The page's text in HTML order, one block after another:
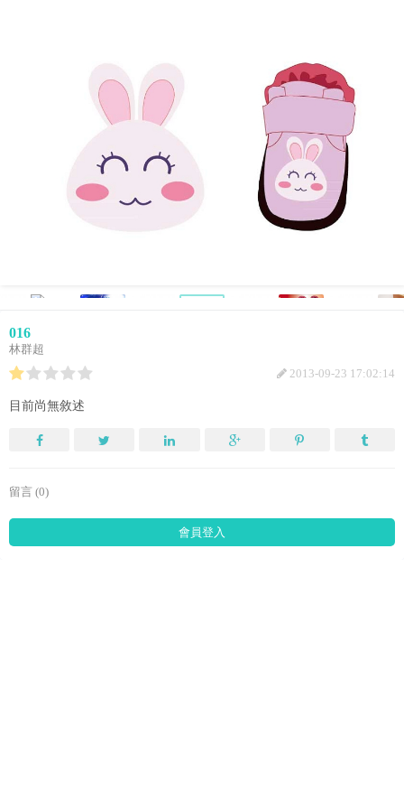
016
林群超
2013-09-23 17:02:14
目前尚無敘述
留言 (0)
會員登入